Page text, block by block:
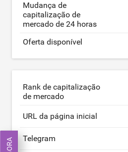
Mudança de
capitalização de
mercado de 24 horas
Oferta disponível
Rank de capitalização
de mercado
URL da página inicial
Telegram